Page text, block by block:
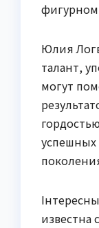
Юлия
талант,
могут
успешных